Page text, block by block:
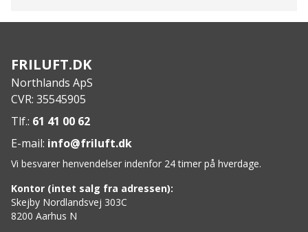
Bestemmelsen af ​​ydeevnen af ​​et Robens telt i vind
testen registrerer Robens den maksimale (MAX)
hastighedspåvirkning et telt blev udsat for og den
gennemsnitlige (AVG) vindhastighed hvor
strukturel ustabilitet opstod. Dette kan se ud som
kollapser og efterfølgende vender tilbage til
formen, når vinden falder. På intet tidspunkt blev
der oplevet nogen form for katastrofale fejl op til
den maksimale vindhastighed.
Features:
FRILUFT.DK
Northlands ApS
CVR: 35545905
Tlf.: 61 41 00 62
E-mail: info@friluft.dk
Vi besvarer henvendelser indenfor 24 timer på hverdage.
Kontor (intet salg fra adressen):
Skejby Nordlandsvej 303C
8200 Aarhus N